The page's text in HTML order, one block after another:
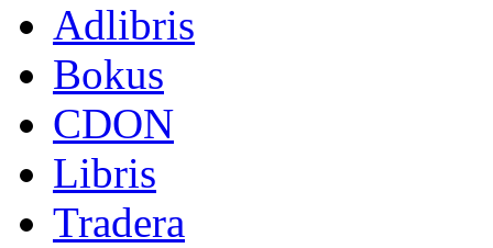
Adlibris
Bokus
CDON
Libris
Tradera